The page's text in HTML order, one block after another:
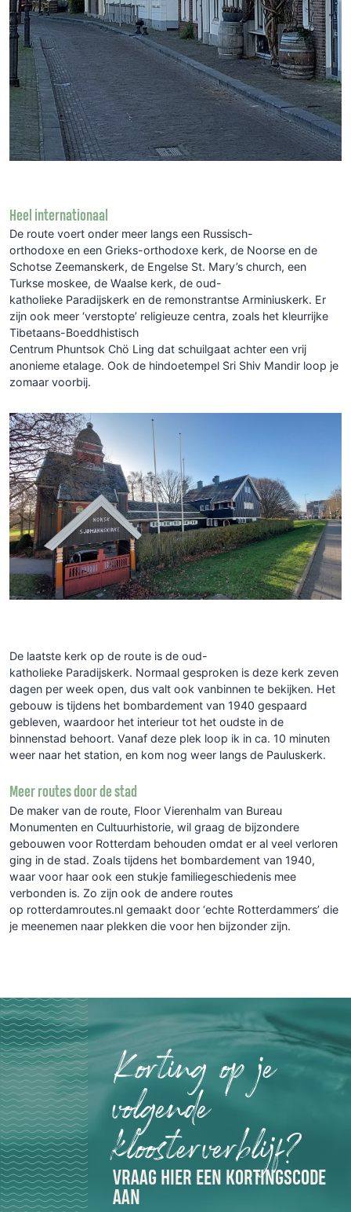
Heel internationaal
De route voert onder meer langs een Russisch-
orthodoxe en een Grieks-orthodoxe kerk, de Noorse en de
Schotse Zeemanskerk, de Engelse St. Mary’s church, een
Turkse moskee, de Waalse kerk, de oud-
katholieke Paradijskerk en de remonstrantse Arminiuskerk. Er
zijn ook meer ‘verstopte’ religieuze centra, zoals het kleurrijke
Tibetaans-Boeddhistisch
Centrum Phuntsok Chö Ling dat schuilgaat achter een vrij
anonieme etalage. Ook de hindoetempel Sri Shiv Mandir loop je
zomaar voorbij.
De laatste kerk op de route is de oud-
katholieke Paradijskerk. Normaal gesproken is deze kerk zeven
dagen per week open, dus valt ook vanbinnen te bekijken. Het
gebouw is tijdens het bombardement van 1940 gespaard
gebleven, waardoor het interieur tot het oudste in de
binnenstad behoort. Vanaf deze plek loop ik in ca. 10 minuten
weer naar het station, en kom nog weer langs de Pauluskerk.
Meer routes door de stad
De maker van de route, Floor Vierenhalm van Bureau
Monumenten en Cultuurhistorie, wil graag de bijzondere
gebouwen voor Rotterdam behouden omdat er al veel verloren
ging in de stad. Zoals tijdens het bombardement van 1940,
waar voor haar ook een stukje familiegeschiedenis mee
verbonden is. Zo zijn ook de andere routes
op rotterdamroutes.nl gemaakt door ‘echte Rotterdammers’ die
je meenemen naar plekken die voor hen bijzonder zijn.
Korting op je
volgende
kloosterverblijf?
VRAAG HIER EEN KORTINGSCODE
AAN